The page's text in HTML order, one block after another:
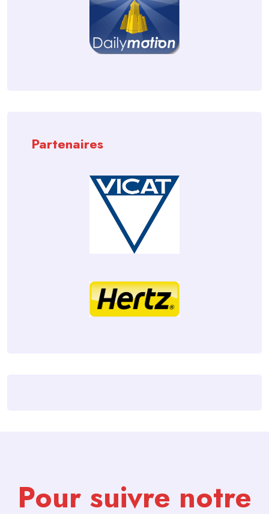
Partenaires
Pour suivre notre